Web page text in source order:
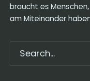
braucht es
am Miteinander